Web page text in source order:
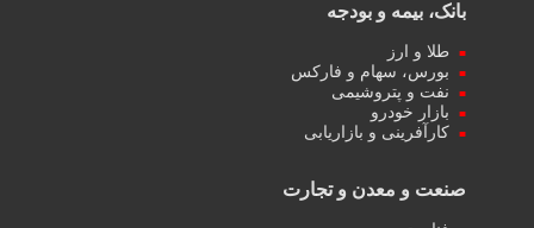
بانک، بیمه و بودجه
طلا و ارز
بورس، سهام و فارکس
نفت و پتروشیمی
بازار خودرو
کارآفرینی و بازاریابی
صنعت و معدن و تجارت